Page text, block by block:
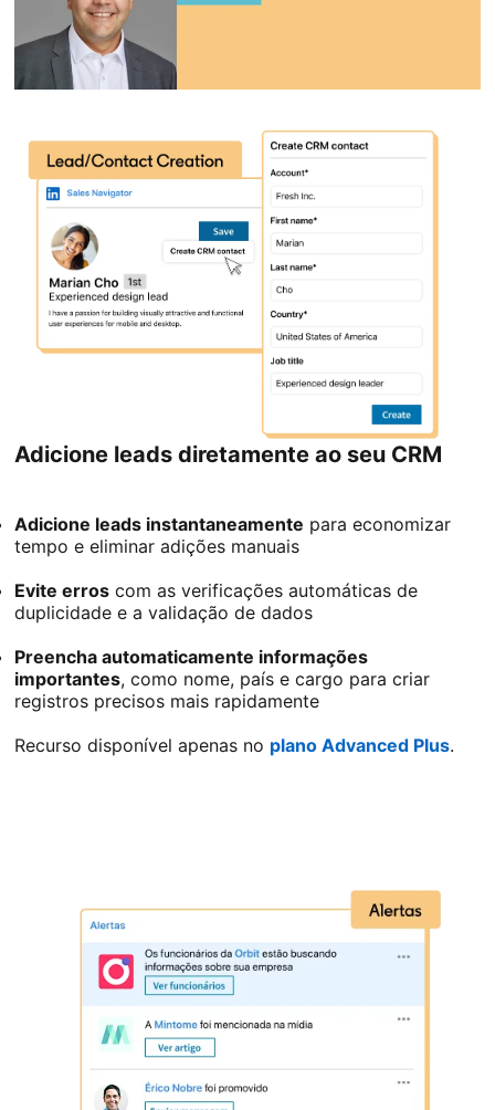
Adicione leads diretamente ao seu CRM
Adicione leads instantaneamente para economizar
tempo e eliminar adições manuais
Evite erros com as verificações automáticas de
duplicidade e a validação de dados
Preencha automaticamente informações
importantes, como nome, país e cargo para criar
registros precisos mais rapidamente
Recurso disponível apenas no plano Advanced Plus.